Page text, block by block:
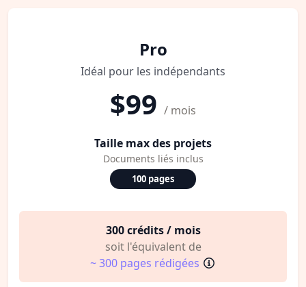
Pro
Idéal pour les indépendants
$99 / mois
Taille max des projets
Documents liés inclus
100 pages
300 crédits / mois
soit l'équivalent de
~ 300 pages rédigées